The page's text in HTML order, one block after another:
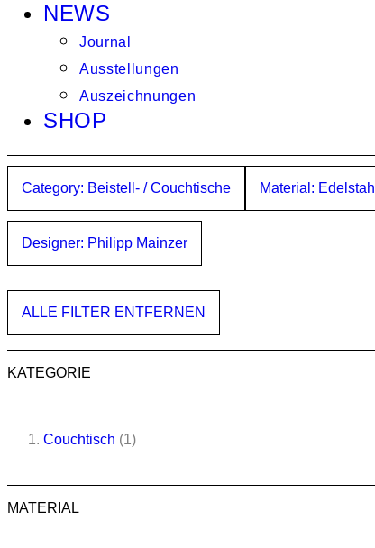
NEWS
Journal
Ausstellungen
Auszeichnungen
SHOP
Category: Beistell- / Couchtische Material: Edelstahl
Designer: Philipp Mainzer
ALLE FILTER ENTFERNEN
KATEGORIE
Couchtisch (1)
MATERIAL